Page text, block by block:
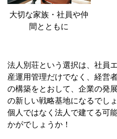
大切な家族・社員や仲
間とともに
法人別荘という選択は、社員
産運用管理だけでなく、経営
の構築をとおして、企業の発
の新しい戦略基地になるでしょ
個人ではなく法人で建てる可
かがでしょうか！